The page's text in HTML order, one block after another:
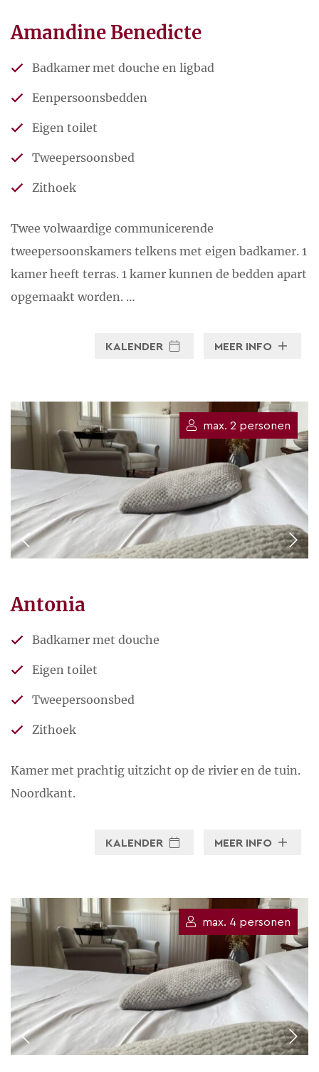
De dag begint met een
huisgemaakt.
Amandine Benedicte
Badkamer met douche en ligbad
Eenpersoonsbedden
Eigen toilet
Tweepersoonsbed
Zithoek
Twee volwaardige communicerende
tweepersoonskamers telkens met eigen badkamer. 1
kamer heeft terras. 1 kamer kunnen de bedden apart
opgemaakt worden. …
KALENDER MEER INFO
max. 2 personen
Antonia
Badkamer met douche
Eigen toilet
Tweepersoonsbed
Zithoek
Kamer met prachtig uitzicht op de rivier en de tuin.
Noordkant.
KALENDER MEER INFO
max. 4 personen